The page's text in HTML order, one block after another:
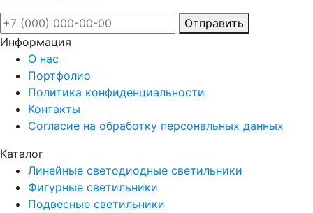
Отправить
Информация
О нас
Портфолио
Политика конфиденциальности
Контакты
Согласие на обработку персональных данных
Каталог
Линейные светодиодные светильники
Фигурные светильники
Подвесные светильники